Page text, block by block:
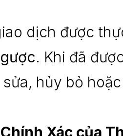
dịch được
. Khi đã
hủy bỏ
Xác của